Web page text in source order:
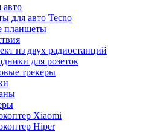
авто
для авто Tecno
планшеты
из двух радиостанций
для розеток
трекеры
Xiaomi
Hiper